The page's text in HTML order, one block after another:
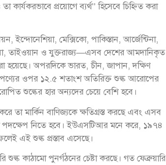
প্রয়োগে ব্যর্থ’’ হিসেবে চিহ্নিত করা
মেক্সিকো, পাকিস্তান, আর্জেন্টিনা,
তাইওয়ান ও যুক্তরাজ্য—এসব দেশের আমদানিকৃত
অপরদিকে ভারত, চীন, জাপান, দক্ষিণ
ওপর ১২.৫ শতাংশ অতিরিক্ত শুল্ক আরোপের
শুল্কের হার অন্যদের চেয়ে বেশি হবে।
তা মার্কিন বাণিজ্যকে ক্ষতিগ্রস্ত করছে এবং এসব
পদক্ষেপ নিতে হবে। ইউএসটিআর মনে করে, ১৯৭৪
এই শুল্ক প্রস্তাব এসেছে।
কাঠামো পুনর্গঠনের চেষ্টা করছে। গত ফেব্রুয়ারি